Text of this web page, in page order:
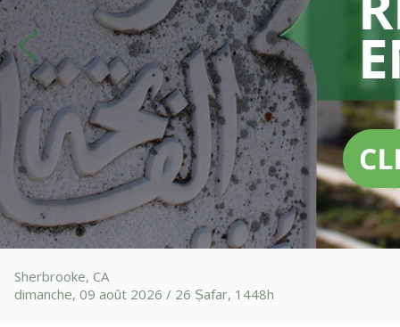
Sherbrooke, CA
dimanche, 09 août 2026 / 26 Ṣafar, 1448h